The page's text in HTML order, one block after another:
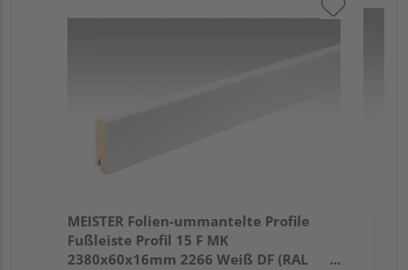
MEISTER Folien-ummantelte Profile
Fußleiste Profil 15 F MK
2380x60x16mm 2266 Weiß DF (RAL